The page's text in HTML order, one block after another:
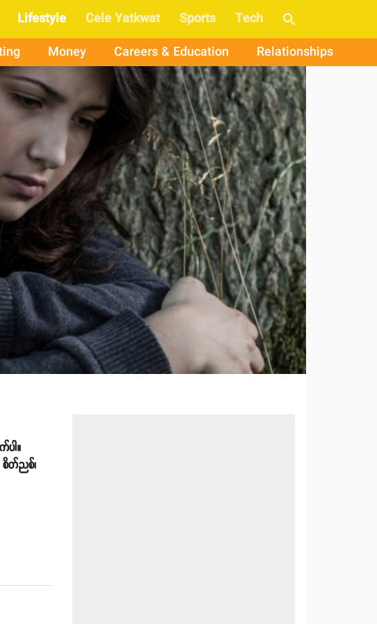
Lifestyle Cele Yatkwat Sports
Tech
Money Careers & Education Relationships
ါ။
စိတ်ညစ်၊